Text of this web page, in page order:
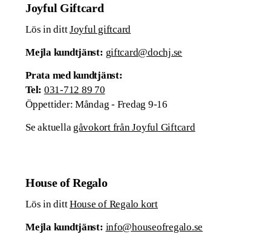
Joyful Giftcard
Lös in dittJoyful giftcard
Mejla kundtjänst: giftcard@dochj.se
Prata med kundtjänst:
Tel: 031-712 89 70
Öppettider: Måndag - Fredag 9-16
Se aktuella gåvokort från Joyful Giftcard
House of Regalo
Lös in dittHouse of Regalo kort
Mejla kundtjänst: info@houseofregalo.se